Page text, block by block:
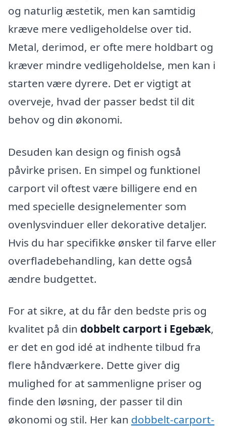
og naturlig æstetik, men kan samtidig
kræve mere vedligeholdelse over tid.
Metal, derimod, er ofte mere holdbart og
kræver mindre vedligeholdelse, men kan i
starten være dyrere. Det er vigtigt at
overveje, hvad der passer bedst til dit
behov og din økonomi.
Desuden kan design og finish også
påvirke prisen. En simpel og funktionel
carport vil oftest være billigere end en
med specielle designelementer som
ovenlysvinduer eller dekorative detaljer.
Hvis du har specifikke ønsker til farve eller
overfladebehandling, kan dette også
ændre budgettet.
For at sikre, at du får den bedste pris og
kvalitet på din dobbelt carport i Egebæk,
er det en god idé at indhente tilbud fra
flere håndværkere. Dette giver dig
mulighed for at sammenligne priser og
finde den løsning, der passer til din
økonomi og stil. Her kan dobbelt-carport-